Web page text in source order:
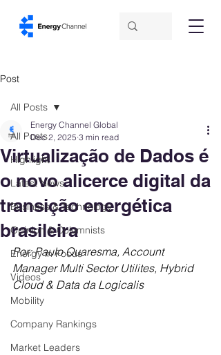
Post
All Posts
Highlight
Latest News
Business & Technology
Opinion & Columnists
Energy in Focus
Videos
Mobility
Company Rankings
Market Leaders
All Posts
Virtualização de Dados é
o novo alicerce digital da
transição energética
brasileira
Energy Channel Global
Dec 2, 2025 3 min read
Por: Paulo Quaresma, Account
Manager Multi Sector Utilites, Hybrid
Cloud & Data da Logicalis